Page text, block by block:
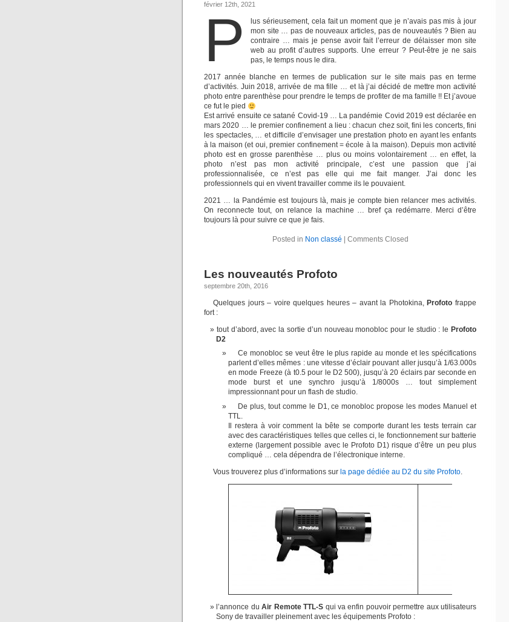
février 12th, 2021
P
lus sérieusement, cela fait un moment que je n’avais pas mis à jour
mon site … pas de nouveaux articles, pas de nouveautés ? Bien au
contraire … mais je pense avoir fait l’erreur de délaisser mon site
web au profit d’autres supports. Une erreur ? Peut-être je ne sais
pas, le temps nous le dira.
2017 année blanche en termes de publication sur le site mais pas en terme
d’activités. Juin 2018, arrivée de ma fille … et là j’ai décidé de mettre mon activité
photo entre parenthèse pour prendre le temps de profiter de ma famille !! Et j’avoue
ce fut le pied
Est arrivé ensuite ce satané Covid-19 … La pandémie Covid 2019 est déclarée en
mars 2020 … le premier confinement a lieu : chacun chez soit, fini les concerts, fini
les spectacles, … et difficile d’envisager une prestation photo en ayant les enfants
à la maison (et oui, premier confinement = école à la maison). Depuis mon activité
photo est en grosse parenthèse … plus ou moins volontairement … en effet, la
photo n’est pas mon activité principale, c’est une passion que j’ai
professionnalisée, ce n’est pas elle qui me fait manger. J’ai donc les
professionnels qui en vivent travailler comme ils le pouvaient.
2021 … la Pandémie est toujours là, mais je compte bien relancer mes activités.
On reconnecte tout, on relance la machine … bref ça redémarre. Merci d’être
toujours là pour suivre ce que je fais.
Posted in Non classé Comments Closed
Les nouveautés Profoto
septembre 20th, 2016
Quelques jours – voire quelques heures – avant la Photokina, Profoto frappe
fort :
tout d’abord, avec la sortie d’un nouveau monobloc pour le studio : le Profoto
D2
Ce monobloc se veut être le plus rapide au monde et les spécifications
parlent d’elles mêmes : une vitesse d’éclair pouvant aller jusqu’à 1/63.000s
en mode Freeze (à t0.5 pour le D2 500), jusqu’à 20 éclairs par seconde en
mode burst et une synchro jusqu’à 1/8000s … tout simplement
impressionnant pour un flash de studio.
De plus, tout comme le D1, ce monobloc propose les modes Manuel et
TTL.
Il restera à voir comment la bête se comporte durant les tests terrain car
avec des caractéristiques telles que celles ci, le fonctionnement sur batterie
externe (largement possible avec le Profoto D1) risque d’être un peu plus
compliqué … cela dépendra de l’électronique interne.
Vous trouverez plus d’informations sur la page dédiée au D2 du site Profoto.
l’annonce duAir Remote TTL-S qui va enfin pouvoir permettre aux utilisateurs
Sony de travailler pleinement avec les équipements Profoto :